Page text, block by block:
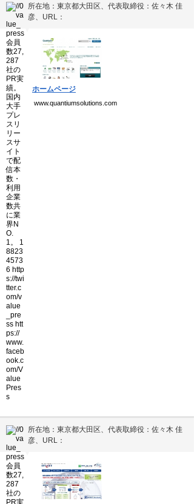
所在地：東京都大田区、代表取締役：佐々木 佳
彦、URL：
ホームページ
www.quantiumsolutions.com
所在地：東京都大田区、代表取締役：佐々木 佳
彦、URL：
Curated Mediaについて
個人情報保護方針
運営会社
Copyright(C) Ea.Inc.
All Right Reserved.